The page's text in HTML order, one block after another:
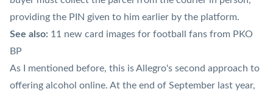
providing the PIN given to him earlier by the platform.
See also: 11 new card images for football fans from PKO
BP
As I mentioned before, this is Allegro's second approach to
offering alcohol online. At the end of September last year,